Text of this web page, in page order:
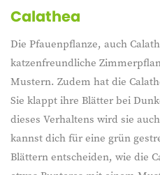
Calathea
Die Pfauenpflanze, auch
katzenfreundliche
Mustern. Zudem hat die
Sie klappt ihre Blätter bei
dieses Verhaltens wird sie
kannst dich für eine grün
Blättern entscheiden, wie die